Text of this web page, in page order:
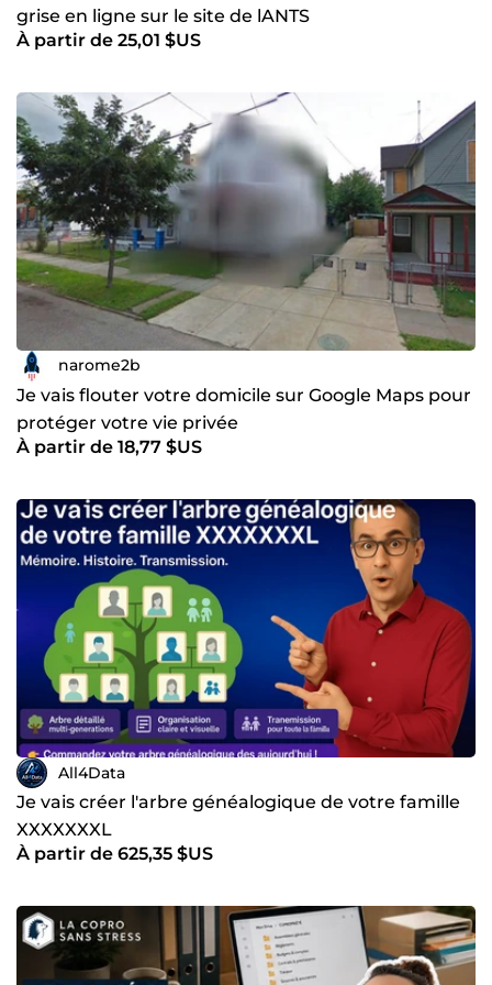
grise en ligne sur le site de lANTS
À partir de 25,01 $US
narome2b
Je vais flouter votre domicile sur Google Maps pour
protéger votre vie privée
À partir de 18,77 $US
All4Data
Je vais créer l'arbre généalogique de votre famille
XXXXXXXL
À partir de 625,35 $US